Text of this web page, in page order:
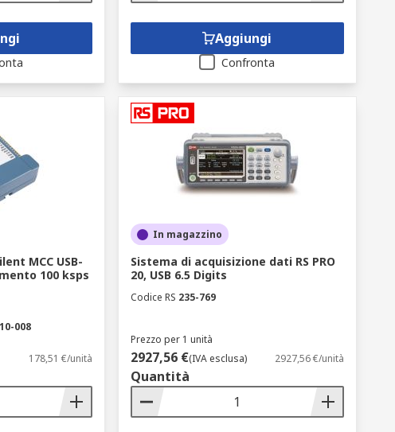
Aggiungi
Confronta
MCC USB-
100 ksps
008
178,51 €/unità
In magazzino
Sistema di acquisizione dati RS PRO
20, USB 6.5 Digits
Codice RS 235-769
Prezzo per 1 unità
2927,56 €(IVA esclusa) 2927,56 €/unità
Quantità